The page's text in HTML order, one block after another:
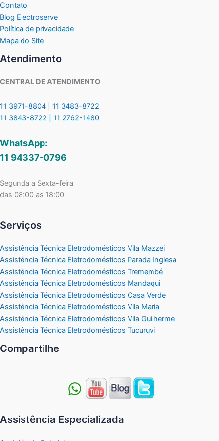
Contato
Blog Electroserve
Política de privacidade
Mapa do Site
Atendimento
CENTRAL DE ATENDIMENTO
11 3971-8804
11 3483-8722
11 3843-8722 | 11 2762-1480
WhatsApp:
11 94337-0796
Segunda a Sexta-feira
das 08:00 as 18:00
Serviços
Assistência Técnica Eletrodomésticos Vila Mazzei
Assistência Técnica Eletrodomésticos Parada Inglesa
Assistência Técnica Eletrodomésticos Tremembé
Assistência Técnica Eletrodomésticos Mandaqui
Assistência Técnica Eletrodomésticos Casa Verde
Assistência Técnica Eletrodomésticos Vila Maria
Assistência Técnica Eletrodomésticos Vila Guilherme
Assistência Técnica Eletrodomésticos Tucuruvi
Compartilhe
Assistência Especializada